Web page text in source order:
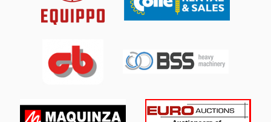
Tak 18
Брајан Беккум Месо Бас 315
Висока Фреквентна Вретена
Висока Фреквенција